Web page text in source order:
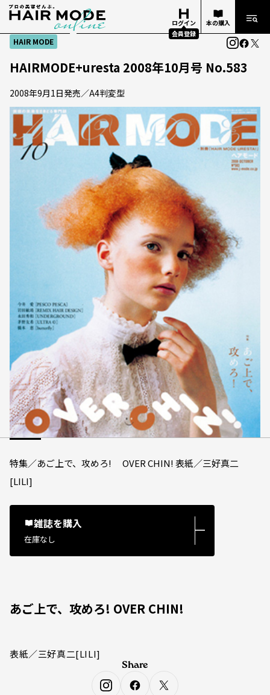
ログイン
会員登録
本の購入
HAIR MODE
HAIRMODE+uresta 2008年10月号 No.583
2008年9月1日発売／A4判変型
特集／あご上で、攻めろ! OVER CHIN! 表紙／三好真二
[LILI]
雑誌を購入
在庫なし
―
あご上で、攻めろ! OVER CHIN!
表紙／三好真二[LILI]
Share